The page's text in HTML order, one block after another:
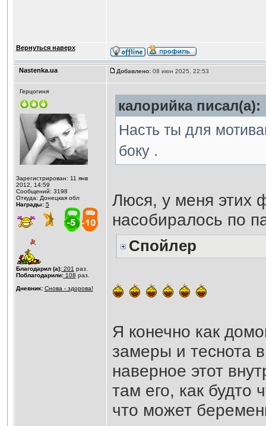
Вернуться наверх
Nastenka.ua Добавлено:08 июн 2025, 22:53
Герцогиня
Зарегистрирован: 11 янв
2012, 14:59
Сообщений: 3198
Откуда: Донецкая обл
Награды: 5
Благодарил (а):201 раз.
Поблагодарили:108 раз.
Дневник: Снова - здорова!
калорийка писал(а):
Насть ты для
боку .
Люся, у меня этих
насобиралось по
Спойлер
Я конечно как
замеры и теснота
наверное этот
там его, как будто
что может